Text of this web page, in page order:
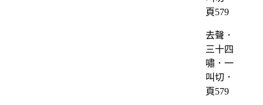
去聲．
三十四
嘯．一
叫切．
頁579